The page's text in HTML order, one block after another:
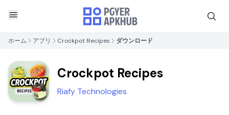
ホーム アプリ Crockpot Recipes ダウンロード
Crockpot Recipes
Riafy Technologies